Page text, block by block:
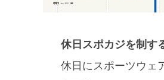
休日スポカジを制す
休日にスポーツウェ